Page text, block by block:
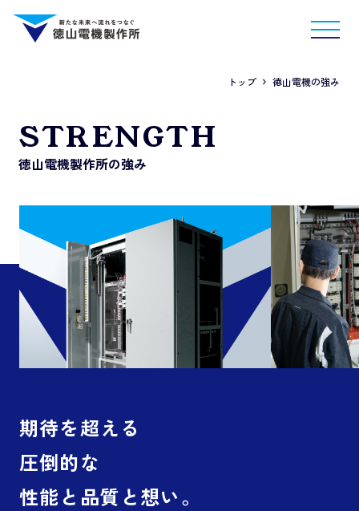
トップ 徳山電機の強み
STRENGTH
徳山電機製作所の強み
期待を超える
圧倒的な
性能と品質と想い。